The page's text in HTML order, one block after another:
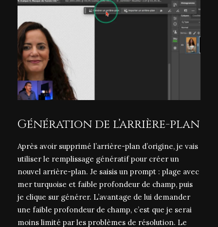
Génération de l’arrière-plan
Après avoir supprimé l’arrière-plan d’origine, je vais
utiliser le remplissage génératif pour créer un
nouvel arrière-plan. Je saisis un prompt : plage avec
mer turquoise et faible profondeur de champ, puis
je clique sur générer. L’avantage de lui demander
une faible profondeur de champ, c’est que je serai
moins limité par les problèmes de résolution. Le